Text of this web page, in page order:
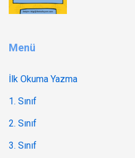
Menü
İlk Okuma Yazma
1. Sınıf
2. Sınıf
3. Sınıf